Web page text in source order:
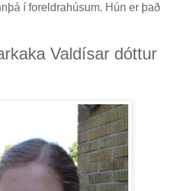
í foreldrahúsum. Hún er það
Valdísar dóttur